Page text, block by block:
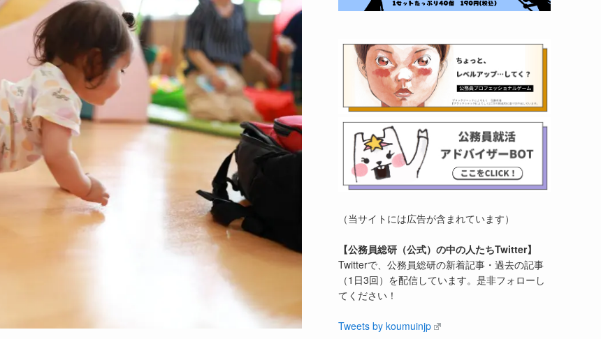
（当サイトには広告が含まれています）
【公務員総研（公式）の中の人たちTwitter】
Twitterで、公務員総研の新着記事・過去の記事
（1日3回）を配信しています。是非フォローし
てください！
Tweets by koumuinjp